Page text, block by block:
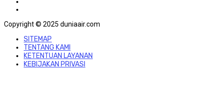
Copyright © 2025 duniaair.com
SITEMAP
TENTANG KAMI
KETENTUAN LAYANAN
KEBIJAKAN PRIVASI